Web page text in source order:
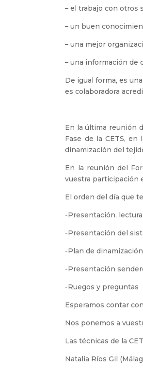
– el trabajo con otros
– un buen
– una mejor
– una información de
De igual forma, es
es colaboradora
En la última reunión
Fase de la CETS,
dinamización del
En la reunión del
vuestra participación
El orden del día que
-Presentación,
-Presentación del
-Plan de
-Presentación
-Ruegos y preguntas
Esperamos contar
Nos ponemos a
Las técnicas de la
Natalia Ríos Gil